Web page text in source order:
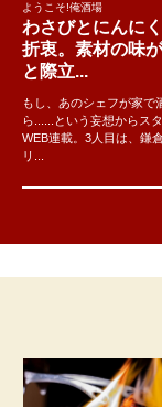
ようこそ!俺酒場
わさびとにんに
折衷。素材の味
と際立...
もし、あのシェフが家で
ら......という妄想からス
WEB連載。3人目は、鎌
リ...